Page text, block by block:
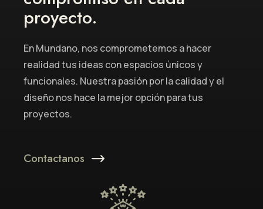
proyecto.
En Mundano, nos comprometemos a hacer
realidad tus ideas con espacios únicos y
funcionales. Nuestra pasión por la calidad y el
diseño nos hace la mejor opción para tus
proyectos.
Contactanos